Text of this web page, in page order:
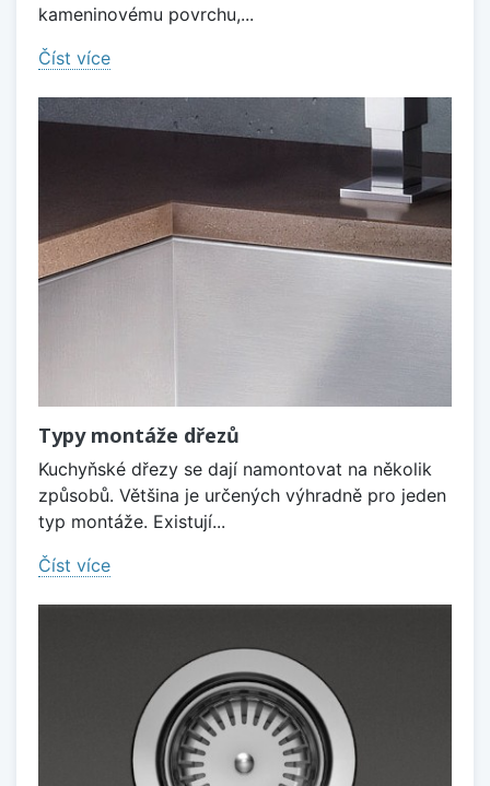
kameninovému povrchu,...
Číst více
Typy montáže dřezů
Kuchyňské dřezy se dají namontovat na několik
způsobů. Většina je určených výhradně pro jeden
typ montáže. Existují...
Číst více